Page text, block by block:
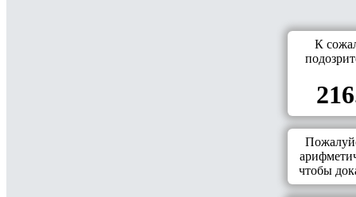
К
чтобы